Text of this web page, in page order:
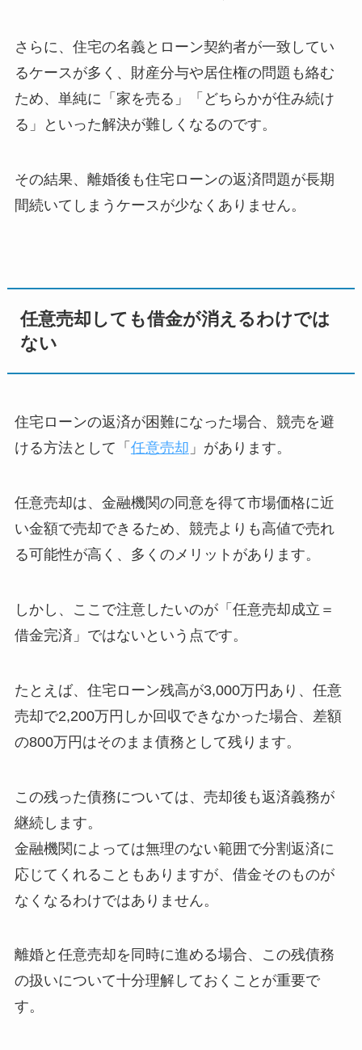
さらに、住宅の名義とローン契約者が一致してい
るケースが多く、財産分与や居住権の問題も絡む
ため、単純に「家を売る」「どちらかが住み続け
る」といった解決が難しくなるのです。
その結果、離婚後も住宅ローンの返済問題が長期
間続いてしまうケースが少なくありません。
任意売却しても借金が消えるわけでは
ない
住宅ローンの返済が困難になった場合、競売を避
ける方法として「 任意売却 」があります。
任意売却は、金融機関の同意を得て市場価格に近
い金額で売却できるため、競売よりも高値で売れ
る可能性が高く、多くのメリットがあります。
しかし、ここで注意したいのが「任意売却成立＝
借金完済」ではないという点です。
たとえば、住宅ローン残高が3,000万円あり、任意
売却で2,200万円しか回収できなかった場合、差額
の800万円はそのまま債務として残ります。
この残った債務については、売却後も返済義務が
継続します。
金融機関によっては無理のない範囲で分割返済に
応じてくれることもありますが、借金そのものが
なくなるわけではありません。
離婚と任意売却を同時に進める場合、この残債務
の扱いについて十分理解しておくことが重要で
す。